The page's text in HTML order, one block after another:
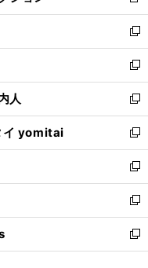
開
く
ウ
で
開
く
ン
ド
ウ
で
開
く
し
い
ウ
ィ
ン
ド
ウ
で
開
く
新
し
い
ウ
ィ
ン
ド
ウ
で
開
く
新
し
い
ウ
ィ
ン
ド
ウ
で
開
く
人
新
し
い
ウ
ィ
ン
ド
ウ
で
開
イ yomitai
新
し
い
ウ
ィ
ン
ド
ウ
新
し
い
ウ
ィ
ン
新
し
い
ウ
新
し